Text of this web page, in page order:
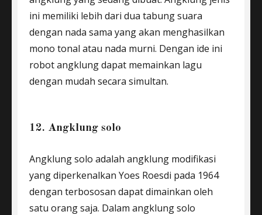
ini memiliki lebih dari dua tabung suara
dengan nada sama yang akan menghasilkan
mono tonal atau nada murni. Dengan ide ini
robot angklung dapat memainkan lagu
dengan mudah secara simultan.
12. Angklung solo
Angklung solo adalah angklung modifikasi
yang diperkenalkan Yoes Roesdi pada 1964
dengan terbososan dapat dimainkan oleh
satu orang saja. Dalam angklung solo